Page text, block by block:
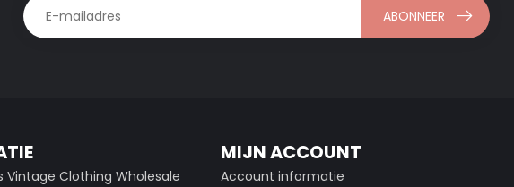
ABONNEER
Vintage Clothing Wholesale
MIJN ACCOUNT
Account informatie